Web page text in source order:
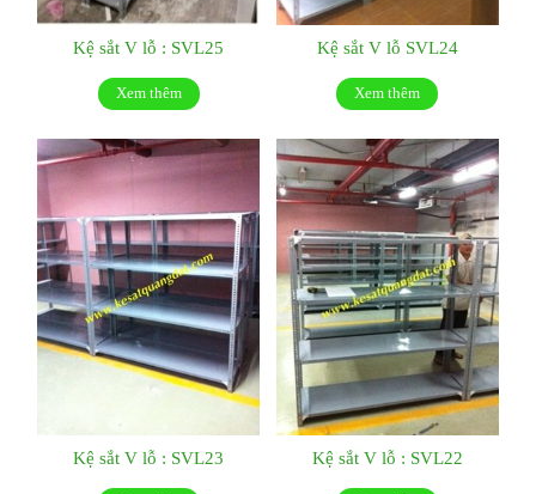
Kệ sắt V lỗ : SVL25
Xem thêm
Kệ sắt V lỗ SVL24
Xem thêm
Kệ sắt V lỗ : SVL23 Kệ sắt V lỗ : SVL22